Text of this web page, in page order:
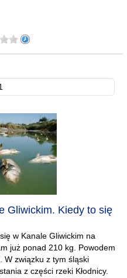
Gliwickim. Kiedy to się
w Kanale Gliwickim na
już ponad 210 kg. Powodem
W związku z tym śląski
z części rzeki Kłodnicy.